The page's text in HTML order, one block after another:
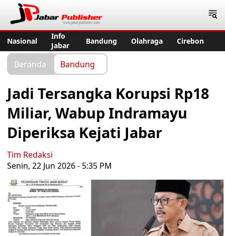
Nasional
Info
Jabar
Bandung Olahraga Cirebon
Beranda Bandung
Jadi Tersangka Korupsi Rp18
Miliar, Wabup Indramayu
Diperiksa Kejati Jabar
Tim Redaksi
Senin, 22 Jun 2026 - 5:35 PM